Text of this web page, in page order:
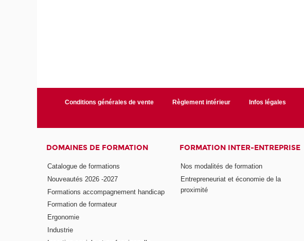
Conditions générales de vente Règlement intérieur Infos légales
DOMAINES DE FORMATION
Catalogue de formations
Nouveautés 2026 -2027
Formations accompagnement handicap
Formation de formateur
Ergonomie
Industrie
FORMATION INTER-ENTREPRISE
Nos modalités de formation
Entrepreneuriat et économie de la
proximité